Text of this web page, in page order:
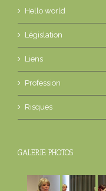
Hello world
Législation
Liens
Profession
Risques
GALERIE PHOTOS